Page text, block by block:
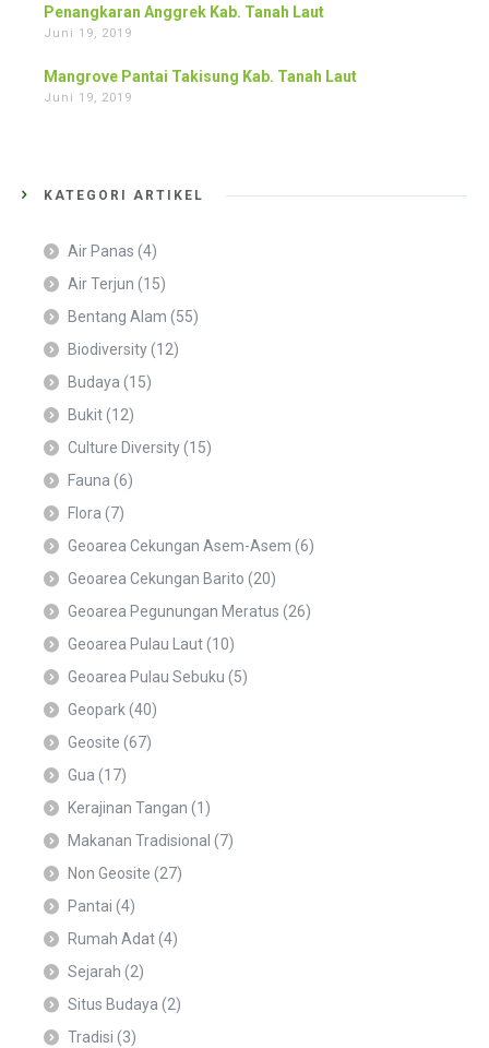
Penangkaran Anggrek Kab. Tanah Laut
Juni 19, 2019
Mangrove Pantai Takisung Kab. Tanah Laut
Juni 19, 2019
KATEGORI ARTIKEL
Air Panas (4)
Air Terjun (15)
Bentang Alam (55)
Biodiversity(12)
Budaya (15)
Bukit(12)
Culture Diversity(15)
Fauna (6)
Flora (7)
Geoarea Cekungan Asem-Asem (6)
Geoarea Cekungan Barito (20)
Geoarea Pegunungan Meratus (26)
Geoarea Pulau Laut(10)
Geoarea Pulau Sebuku (5)
Geopark (40)
Geosite (67)
Gua (17)
Kerajinan Tangan (1)
Makanan Tradisional (7)
Non Geosite (27)
Pantai (4)
Rumah Adat(4)
Sejarah (2)
Situs Budaya (2)
Tradisi (3)